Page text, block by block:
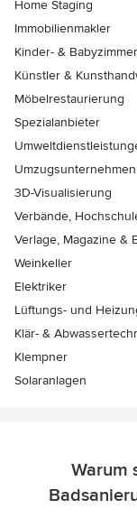
Home Staging
Immobilienmakler
Kinder- & Babyzimmer
Künstler &
Möbelrestaurierung
Spezialanbieter
Umzugsunternehmen
3D-Visualisierung
Verbände,
Verlage, Magazine &
Weinkeller
Elektriker
Lüftungs- und
Klär- &
Klempner
Solaranlagen
Warum